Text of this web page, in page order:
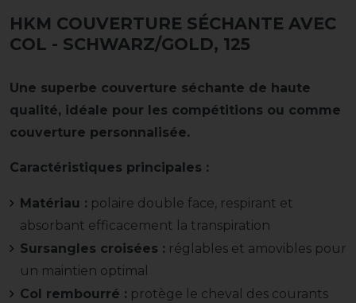
HKM COUVERTURE SÉCHANTE AVEC
COL - SCHWARZ/GOLD, 125
Une superbe couverture séchante de haute
qualité, idéale pour les compétitions ou comme
couverture personnalisée.
Caractéristiques principales :
Matériau : polaire double face, respirant et
absorbant efficacement la transpiration
Sursangles croisées : réglables et amovibles pour
un maintien optimal
Col rembourré : protège le cheval des courants